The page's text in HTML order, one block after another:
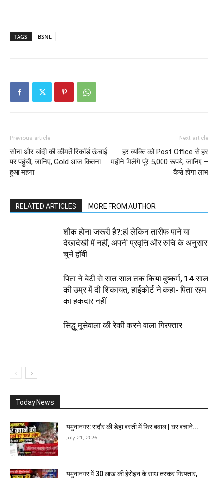
TAGS BSNL
Previous article
सोना और चांदी की कीमतें रिकॉर्ड ऊंचाई
पर पहुंची, जानिए, Gold आज कितना
हुआ महंगा
Next article
हर व्यक्ति को Post Office से हर
महीने मिलेंगे पूरे 5,000 रूपये, जानिए –
कैसे होगा लाभ
RELATED ARTICLES MORE FROM AUTHOR
शौक होना जरूरी है?:हां लेकिन तारीफ पाने या
देखादेखी में नहीं, अपनी प्रवृत्ति और रुचि के अनुसार
चुनें हॉबी
पिता ने बेटी से सात साल तक किया दुष्कर्म, 14 साल
की उम्र में दी शिकायत, हाईकोर्ट ने कहा- पिता रहम
का हकदार नहीं
सिद्धू मूसेवाला की रेकी करने वाला गिरफ्तार
Today News
यमुनानगर: रादौर की डेहा बस्ती में फिर बवाल | घर बचाने...
July 21, 2026
यमुनानगर में 30 लाख की हेरोइन के साथ तस्कर गिरफ्तार,